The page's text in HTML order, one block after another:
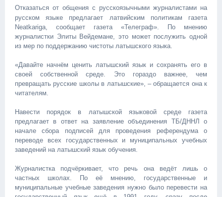
Отказаться от общения с русскоязычными журналистами на
русском языке предлагает латвийским политикам газета
Neatkariga, сообщает газета «Телеграф». По мнению
журналистки Элиты Вейдемане, это может послужить одной
из мер по поддержанию чистоты латышского языка.
«Давайте начнём ценить латышский язык и сохранять его в
своей собственной среде. Это гораздо важнее, чем
превращать русские школы в латышские», – обращается она к
читателям.
Навести порядок в латышской языковой среде газета
предлагает в ответ на заявление объединения ТБ/ДННЛ о
начале сбора подписей для проведения референдума о
переводе всех государственных и муниципальных учебных
заведений на латышский язык обучения.
Журналистка подчёркивает, что речь она ведёт лишь о
частных школах. По её мнению, государственные и
муниципальные учебные заведения нужно было перевести на